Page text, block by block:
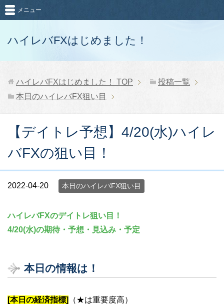
ハイレバFXはじめました！
メニュー
ハイレバFXはじめました！ TOP
投稿一覧
本日のハイレバFX狙い目
【デイトレ予想】4/20(水)ハイレ
バFXの狙い目！
2022-04-20 本日のハイレバFX狙い目
ハイレバFXのデイトレ狙い目！
4/20(水)の期待・予想・見込み・予定
本日の情報は！
[本日の経済指標] （★は重要度高）